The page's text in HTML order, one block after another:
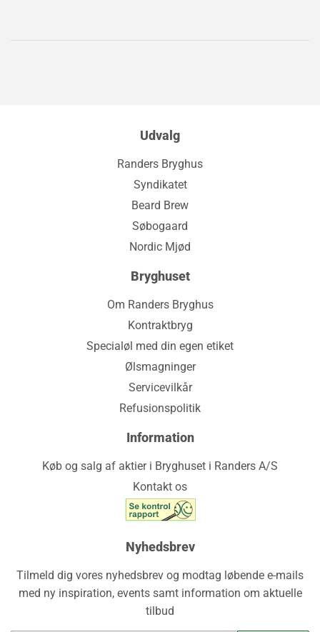
Udvalg
Randers Bryghus
Syndikatet
Beard Brew
Søbogaard
Nordic Mjød
Bryghuset
Om Randers Bryghus
Kontraktbryg
Specialøl med din egen etiket
Ølsmagninger
Servicevilkår
Refusionspolitik
Information
Køb og salg af aktier i Bryghuset i Randers A/S
Kontakt os
Nyhedsbrev
Tilmeld dig vores nyhedsbrev og modtag løbende e-mails
med ny inspiration, events samt information om aktuelle
tilbud